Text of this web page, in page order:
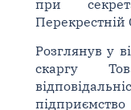
при
Перекрестній
Розглянув у
скаргу